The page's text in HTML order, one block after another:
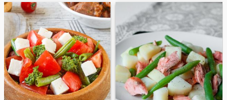
Салат с курицей и
зеленой фасолью